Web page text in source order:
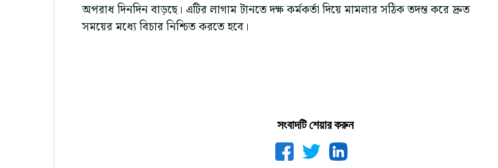
অপরাধ দিনদিন বাড়ছে। এটির লাগাম টানতে দক্ষ কর্মকর্তা দিয়ে মামলার সঠিক তদন্ত করে দ্রুত
সময়ের মধ্যে বিচার নিশ্চিত করতে হবে।
সংবাদটি শেয়ার করুন